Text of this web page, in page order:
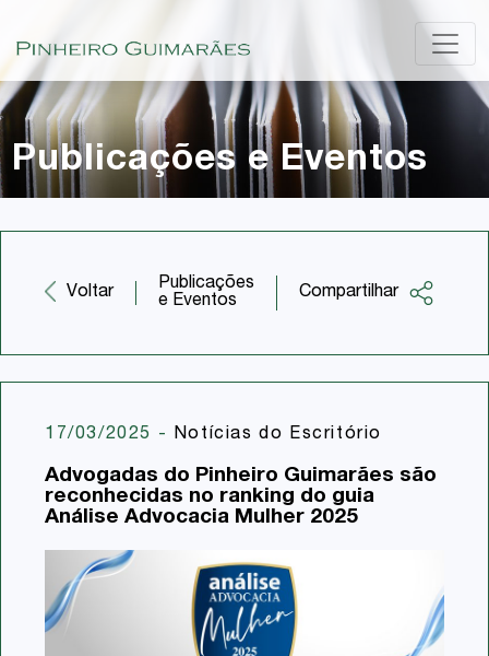
Publicações e Eventos
Voltar
Publicações
e Eventos
Compartilhar
Twitter
Share
17/03/2025 - Notícias do Escritório
Advogadas do Pinheiro Guimarães são
reconhecidas no ranking do guia
Análise Advocacia Mulher 2025